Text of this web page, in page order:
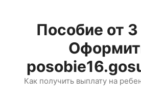
содержимомуПособие от
Как получить выплату на